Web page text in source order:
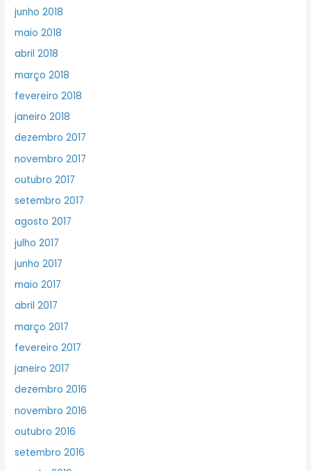
junho 2018
maio 2018
abril 2018
março 2018
fevereiro 2018
janeiro 2018
dezembro 2017
novembro 2017
outubro 2017
setembro 2017
agosto 2017
julho 2017
junho 2017
maio 2017
abril 2017
março 2017
fevereiro 2017
janeiro 2017
dezembro 2016
novembro 2016
outubro 2016
setembro 2016